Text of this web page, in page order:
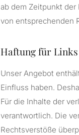
ab dem Zeitpunkt
von entsprechenden
Haftung für Links
Unser Angebot
Einfluss haben.
Für die Inhalte der
verantwortlich. Die
Rechtsverstöße